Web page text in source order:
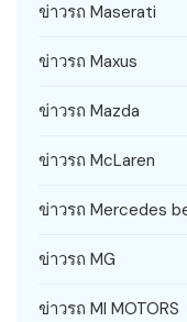
ข่าวรถ Maserati
ข่าวรถ Maxus
ข่าวรถ Mazda
ข่าวรถ McLaren
ข่าวรถ Mercedes
ข่าวรถ MG
ข่าวรถ MI MOTORS